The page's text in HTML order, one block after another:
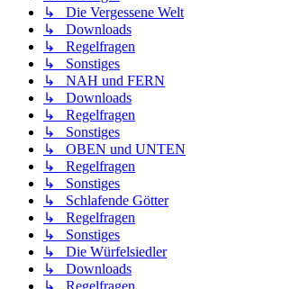
↳ Die Vergessene Welt
↳ Downloads
↳ Regelfragen
↳ Sonstiges
↳ NAH und FERN
↳ Downloads
↳ Regelfragen
↳ Sonstiges
↳ OBEN und UNTEN
↳ Regelfragen
↳ Sonstiges
↳ Schlafende Götter
↳ Regelfragen
↳ Sonstiges
↳ Die Würfelsiedler
↳ Downloads